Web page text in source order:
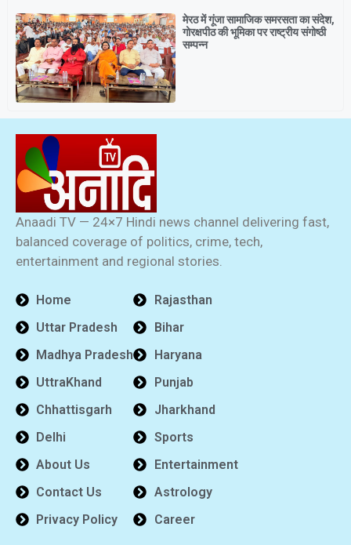
मेरठ में गूंजा सामाजिक समरसता का संदेश,
गोरक्षपीठ की भूमिका पर राष्ट्रीय संगोष्ठी
सम्पन्न
Anaadi TV — 24×7 Hindi news channel delivering fast,
balanced coverage of politics, crime, tech,
entertainment and regional stories.
Home
Uttar Pradesh
Madhya Pradesh
UttraKhand
Chhattisgarh
Delhi
About Us
Contact Us
Privacy Policy
Rajasthan
Bihar
Haryana
Punjab
Jharkhand
Sports
Entertainment
Astrology
Career